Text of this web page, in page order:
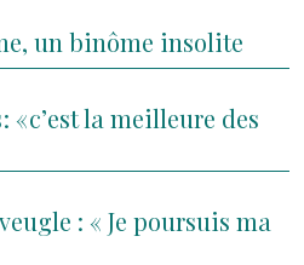
un binôme insolite
« c’est la meilleure des
: « Je poursuis ma